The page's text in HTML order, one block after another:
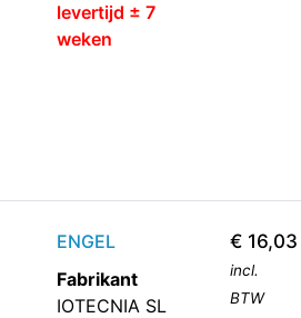
levertijd ± 7
weken
ENGEL
Fabrikant
IOTECNIA SL
€ 16,03
incl.
BTW